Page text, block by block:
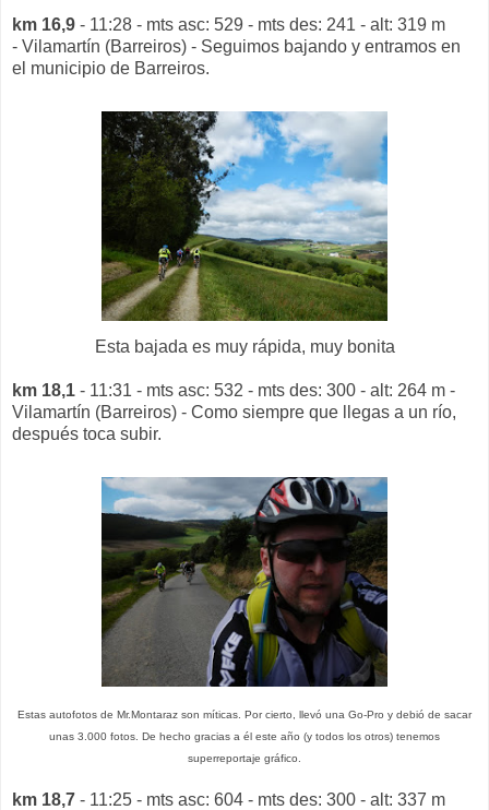
km 16,9 - 11:28 - mts asc: 529 - mts des: 241 - alt: 319 m
- Vilamartín (Barreiros) - Seguimos bajando y entramos en
el municipio de Barreiros.
Esta bajada es muy rápida, muy bonita
km 18,1 - 11:31 - mts asc: 532 - mts des: 300 - alt: 264 m -
Vilamartín (Barreiros) - Como siempre que llegas a un río,
después toca subir.
Estas autofotos de Mr.Montaraz son míticas. Por cierto, llevó una Go-Pro y debió de sacar
unas 3.000 fotos. De hecho gracias a él este año (y todos los otros) tenemos
superreportaje gráfico.
km 18,7 - 11:25 - mts asc: 604 - mts des: 300 - alt: 337 m